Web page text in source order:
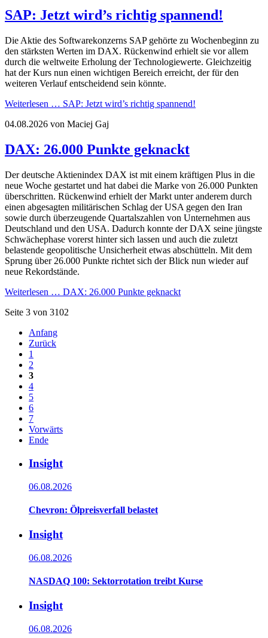
SAP: Jetzt wird’s richtig spannend!
Die Aktie des Softwarekonzerns SAP gehörte zu Wochenbeginn zu
den stärksten Werten im DAX. Rückenwind erhielt sie vor allem
durch die weltweite Erholung der Technologiewerte. Gleichzeitig
hat der Kurs nun einen wichtigen Bereich erreicht, der für den
weiteren Verlauf entscheidend sein könnte.
Weiterlesen … SAP: Jetzt wird’s richtig spannend!
04.08.2026 von Maciej Gaj
DAX: 26.000 Punkte geknackt
Der deutsche Aktienindex DAX ist mit einem kräftigen Plus in die
neue Woche gestartet und hat dabei die Marke von 26.000 Punkten
überschritten. Rückenwind erhielt der Markt unter anderem durch
einen abgesagten militärischen Schlag der USA gegen den Iran
sowie durch überzeugende Quartalszahlen von Unternehmen aus
Deutschland und den USA. Dadurch konnte der DAX seine jüngste
Schwächephase vorerst hinter sich lassen und auch die zuletzt
belastende geopolitische Unsicherheit etwas abschütteln. Mit dem
Sprung über 26.000 Punkte richtet sich der Blick nun wieder auf
neue Rekordstände.
Weiterlesen … DAX: 26.000 Punkte geknackt
Seite 3 von 3102
Anfang
Zurück
1
2
3
4
5
6
7
Vorwärts
Ende
Insight
06.08.2026
Chevron: Ölpreisverfall belastet
Insight
06.08.2026
NASDAQ 100: Sektorrotation treibt Kurse
Insight
06.08.2026